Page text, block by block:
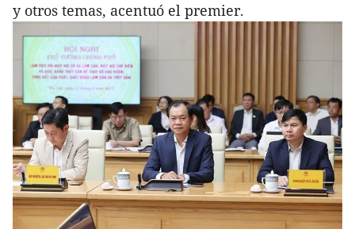
y otros temas, acentuó el premier.